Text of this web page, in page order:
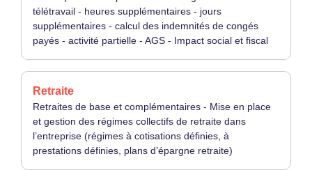
télétravail - heures supplémentaires - jours
supplémentaires - calcul des indemnités de congés
payés - activité partielle - AGS - Impact social et fiscal
Retraite
Retraites de base et complémentaires - Mise en place
et gestion des régimes collectifs de retraite dans
l’entreprise (régimes à cotisations définies, à
prestations définies, plans d’épargne retraite)